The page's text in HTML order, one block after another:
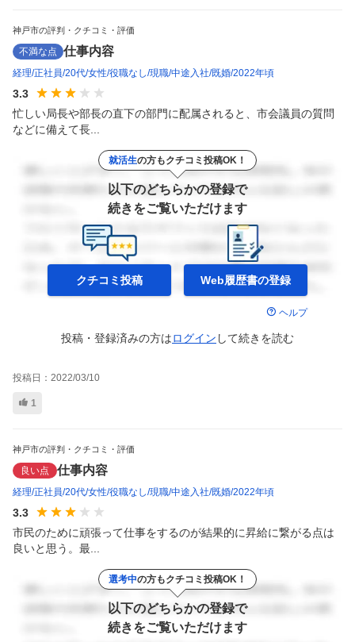
神戸市の評判・クチコミ・評価
不満な点 仕事内容
経理 正社員 20代 女性 役職なし 現職 中途入社 既婚 2022年頃
3.3
忙しい局長や部長の直下の部門に配属されると、市会議員の質問
などに備えて長...
就活生の方もクチコミ投稿OK！
以下のどちらかの登録で
続きをご覧いただけます
クチコミ投稿 Web履歴書の登録
ヘルプ
投稿・登録済みの方はログイン して続きを読む
投稿日： 2022/03/10
1
神戸市の評判・クチコミ・評価
良い点 仕事内容
経理 正社員 20代 女性 役職なし 現職 中途入社 既婚 2022年頃
3.3
市民のために頑張って仕事をするのが結果的に昇給に繋がる点は
良いと思う。最...
選考中の方もクチコミ投稿OK！
以下のどちらかの登録で
続きをご覧いただけます